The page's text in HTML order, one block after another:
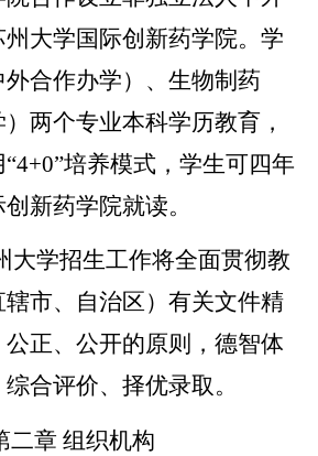
大学国际创新药学院。学
合作办学）、生物制药
）两个专业本科学历教育，
“4+0”培养模式，学生可四年
新药学院就读。
大学招生工作将全面贯彻教
市、自治区）有关文件精
正、公开的原则，德智体
合评价、择优录取。
二章 组织机构